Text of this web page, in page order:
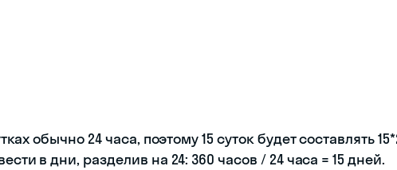
обычно 24 часа, поэтому 15 суток будет составлять
в дни, разделив на 24: 360 часов / 24 часа = 15 дней.